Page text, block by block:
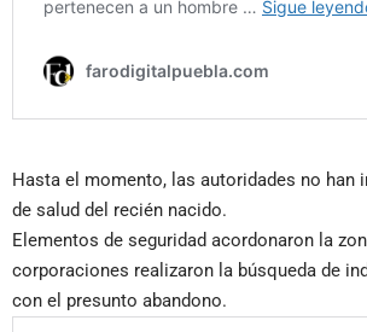
Hasta el momento, las autoridades no han
de salud del recién nacido.
Elementos de seguridad acordonaron la
corporaciones realizaron la búsqueda de
con el presunto abandono.